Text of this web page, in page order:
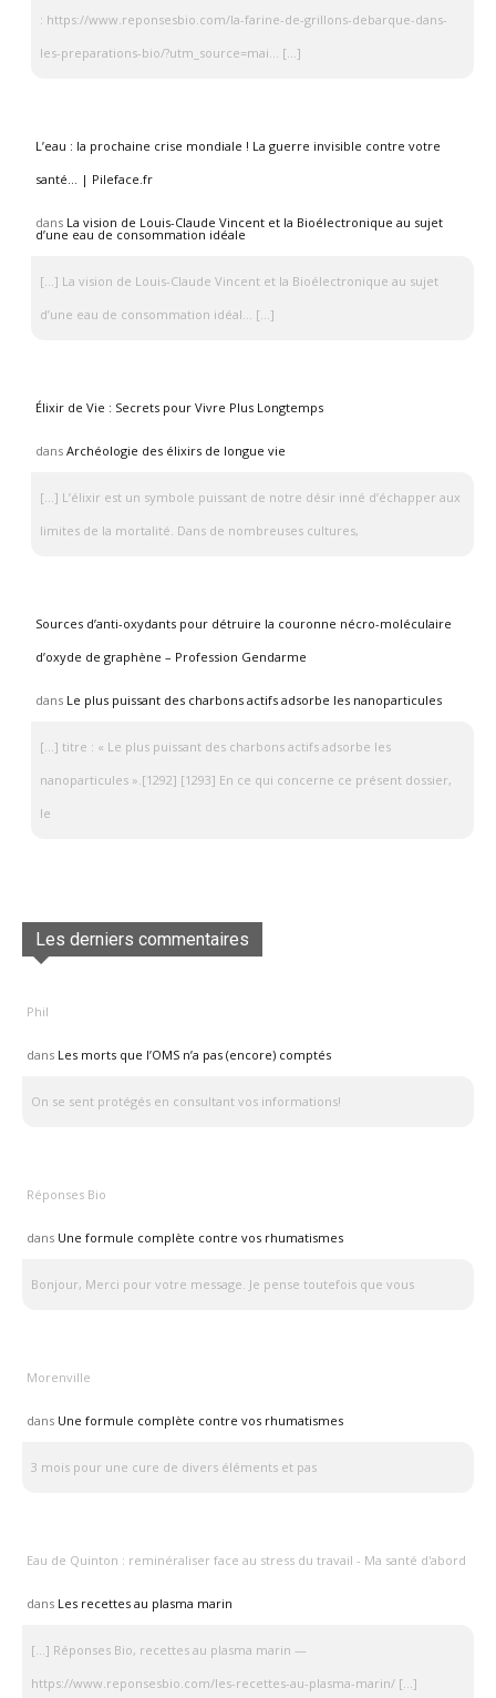
: https://www.reponsesbio.com/la-farine-de-grillons-debarque-dans-
les-preparations-bio/?utm_source=mai… […]
L’eau : la prochaine crise mondiale ! La guerre invisible contre votre
santé… | Pileface.fr
dans La vision de Louis-Claude Vincent et la Bioélectronique au sujet
d’une eau de consommation idéale
[…] La vision de Louis-Claude Vincent et la Bioélectronique au sujet
d’une eau de consommation idéal… […]
Élixir de Vie : Secrets pour Vivre Plus Longtemps
dans Archéologie des élixirs de longue vie
[…] L’élixir est un symbole puissant de notre désir inné d’échapper aux
limites de la mortalité. Dans de nombreuses cultures,
Sources d’anti-oxydants pour détruire la couronne nécro-moléculaire
d’oxyde de graphène – Profession Gendarme
dans Le plus puissant des charbons actifs adsorbe les nanoparticules
[…] titre : « Le plus puissant des charbons actifs adsorbe les
nanoparticules ».[1292] [1293] En ce qui concerne ce présent dossier,
le
Les derniers commentaires
Phil
dans Les morts que l’OMS n’a pas (encore) comptés
On se sent protégés en consultant vos informations!
Réponses Bio
dans Une formule complète contre vos rhumatismes
Bonjour, Merci pour votre message. Je pense toutefois que vous
Morenville
dans Une formule complète contre vos rhumatismes
3 mois pour une cure de divers éléments et pas
Eau de Quinton : reminéraliser face au stress du travail - Ma santé d'abord
dans Les recettes au plasma marin
[…] Réponses Bio, recettes au plasma marin —
https://www.reponsesbio.com/les-recettes-au-plasma-marin/ […]